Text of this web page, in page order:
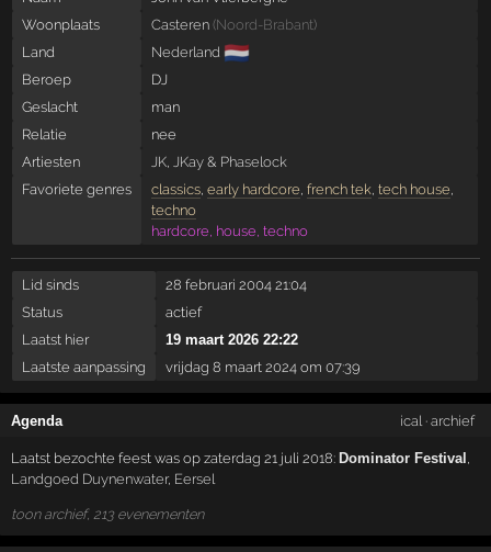
Woonplaats
Casteren (Noord-Brabant)
Land
Nederland 🇳🇱
Beroep
DJ
Geslacht
man
Relatie
nee
Artiesten
JK, JKay& Phaselock
Favoriete genres
classics, early hardcore, french tek, tech house,
techno
hardcore, house, techno
Lid sinds
28 februari 2004 21:04
Status
actief
Laatst hier
19 maart 2026 22:22
Laatste aanpassing
vrijdag 8 maart 2024 om 07:39
Agenda ical · archief
Laatst bezochte feest was op zaterdag 21 juli 2018: Dominator Festival
Landgoed Duynenwater, Eersel
toon archief, 213 evenementen